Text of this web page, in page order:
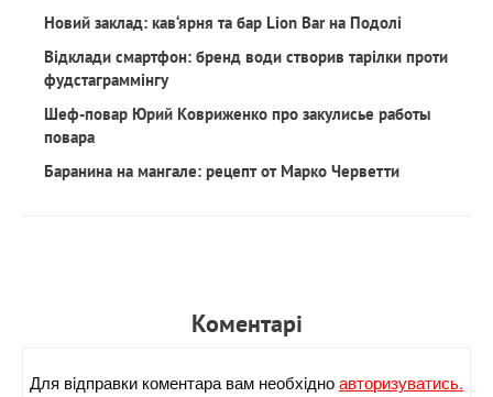
Новий заклад: кав‘ярня та бар Lion Bar на Подолі
Відклади смартфон: бренд води створив тарілки проти
фудстаграммінгу
Шеф-повар Юрий Ковриженко про закулисье работы
повара
Баранина на мангале: рецепт от Марко Черветти
Коментарi
Для вiдправки коментара вам необхiдноавторизуватись.